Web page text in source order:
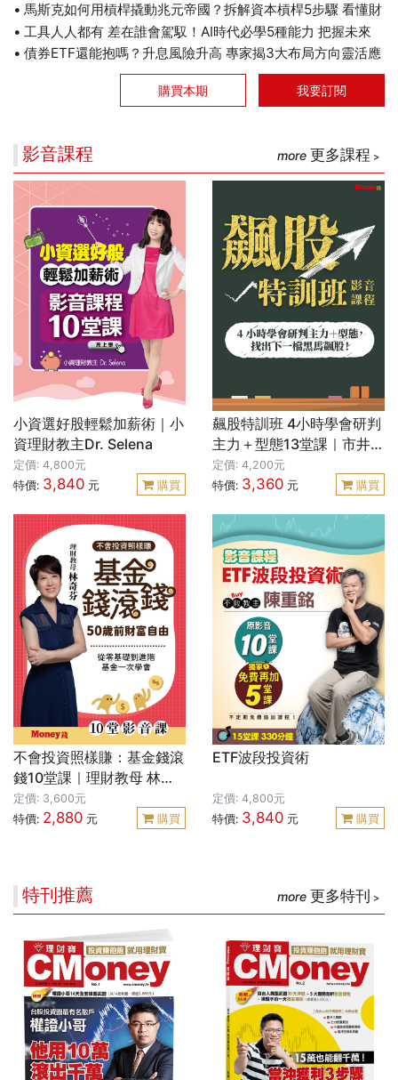
馬斯克如何用槓桿撬動兆元帝國？拆解資本槓桿5步驟 看懂財
富放大術
工具人人都有 差在誰會駕馭！AI時代必學5種能力 把握未來
1000天
債券ETF還能抱嗎？升息風險升高 專家揭3大布局方向靈活應
購買本期 我要訂閱
影音課程 更多課程
小資選好股輕鬆加薪術｜小
資理財教主Dr. Selena
定價: 4,800元
特價: 3,840 元 購買
飆股特訓班 4小時學會研判
主力＋型態13堂課｜市井股
神 郭勝
定價: 4,200元
特價: 3,360 元 購買
不會投資照樣賺：基金錢滾
錢10堂課｜理財教母 林奇
芬
定價: 3,600元
特價: 2,880 元 購買
ETF波段投資術
定價: 4,800元
特價: 3,840 元 購買
特刊推薦 更多特刊